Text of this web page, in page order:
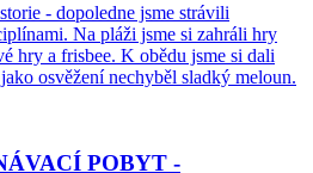
- dopoledne jsme strávili
Na pláži jsme si zahráli hry
hry a frisbee. K obědu jsme si dali
osvěžení nechyběl sladký meloun.
POBYT -